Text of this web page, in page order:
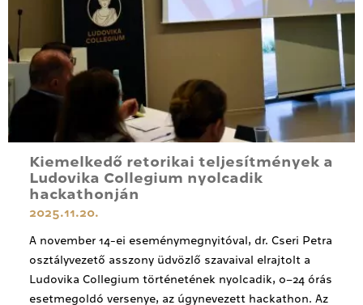
Kiemelkedő retorikai teljesítmények a
Ludovika Collegium nyolcadik
hackathonján
2025.11.20.
A november 14-ei eseménymegnyitóval, dr. Cseri Petra
osztályvezető asszony üdvözlő szavaival elrajtolt a
Ludovika Collegium történetének nyolcadik, 0–24 órás
esetmegoldó versenye, az úgynevezett hackathon. Az